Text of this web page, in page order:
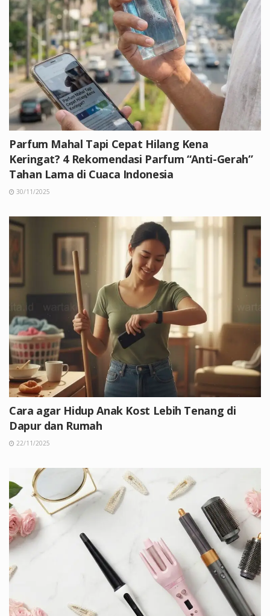
Parfum Mahal Tapi Cepat Hilang Kena
Keringat? 4 Rekomendasi Parfum “Anti-Gerah”
Tahan Lama di Cuaca Indonesia
30/11/2025
Cara agar Hidup Anak Kost Lebih Tenang di
Dapur dan Rumah
22/11/2025